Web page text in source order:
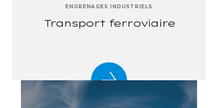
ENGRENAGES INDUSTRIELS
Transport ferroviaire